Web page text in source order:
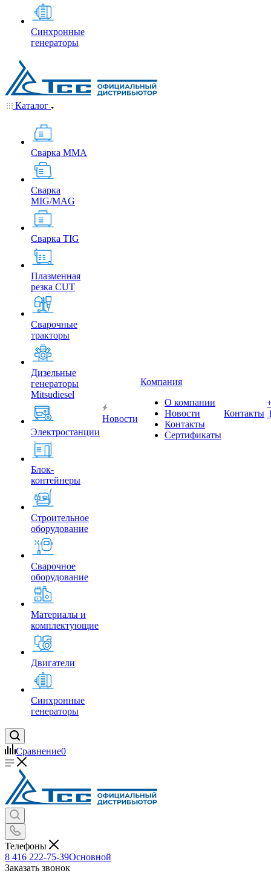
Синхронные
генераторы
Каталог
Сварка MMA
Сварка
MIG/MAG
Сварка TIG
Плазменная
резка CUT
Сварочные
тракторы
Дизельные
генераторы
Mitsudiesel
Электростанции
Блок-
контейнеры
Строительное
оборудование
Сварочное
оборудование
Материалы и
комплектующие
Двигатели
Синхронные
генераторы
Новости
Компания
О компании
Новости
Контакты
Сертификаты
Контакты
Сравнение0
Телефоны
8 416 222-75-39Основной
Заказать звонок